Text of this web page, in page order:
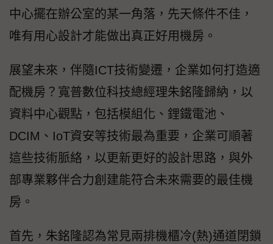
中心擺在辦公室的某一角落，先天條件不佳，
唯有用心設計才能做出真正好用機房。
展望未來，伴隨ICT技術變遷，企業如何打造適
配機房？寬普數位科技總經理朱銘隆歸納，以
資料中心觀點，包括模組化、鋰鐵電池、
DCIM、IoT資安等技術最為重要，企業可順著
這些技術脈絡，以更新更好的設計思路，與外
部專業夥伴合力創建能符合未來需要的最佳機
房。
首先，朱銘隆認為常見兩排機櫃冷(熱)通道閉鎖